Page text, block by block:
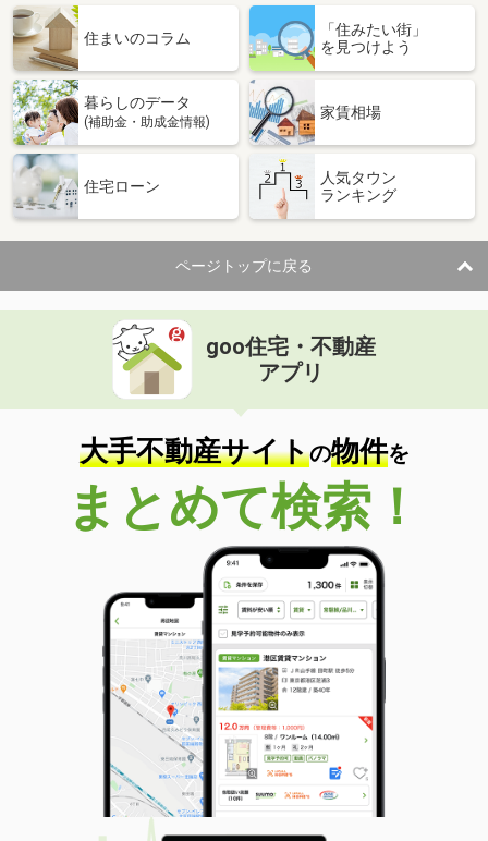
住まいのコラム
「住みたい街」
を見つけよう
暮らしのデータ
(補助金・助成金情報)
家賃相場
住宅ローン
人気タウン
ランキング
ページトップに戻る
goo住宅・不動産
アプリ
大手不動産サイトの物件を
まとめて検索！